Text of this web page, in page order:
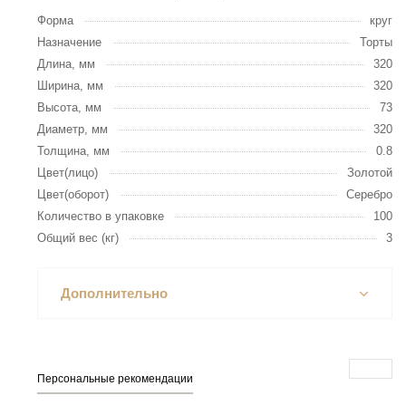
Форма
круг
Назначение
Торты
Длина, мм
320
Ширина, мм
320
Высота, мм
73
Диаметр, мм
320
Толщина, мм
0.8
Цвет(лицо)
Золотой
Цвет(оборот)
Серебро
Количество в упаковке
100
Общий вес (кг)
3
Дополнительно
Персональные рекомендации